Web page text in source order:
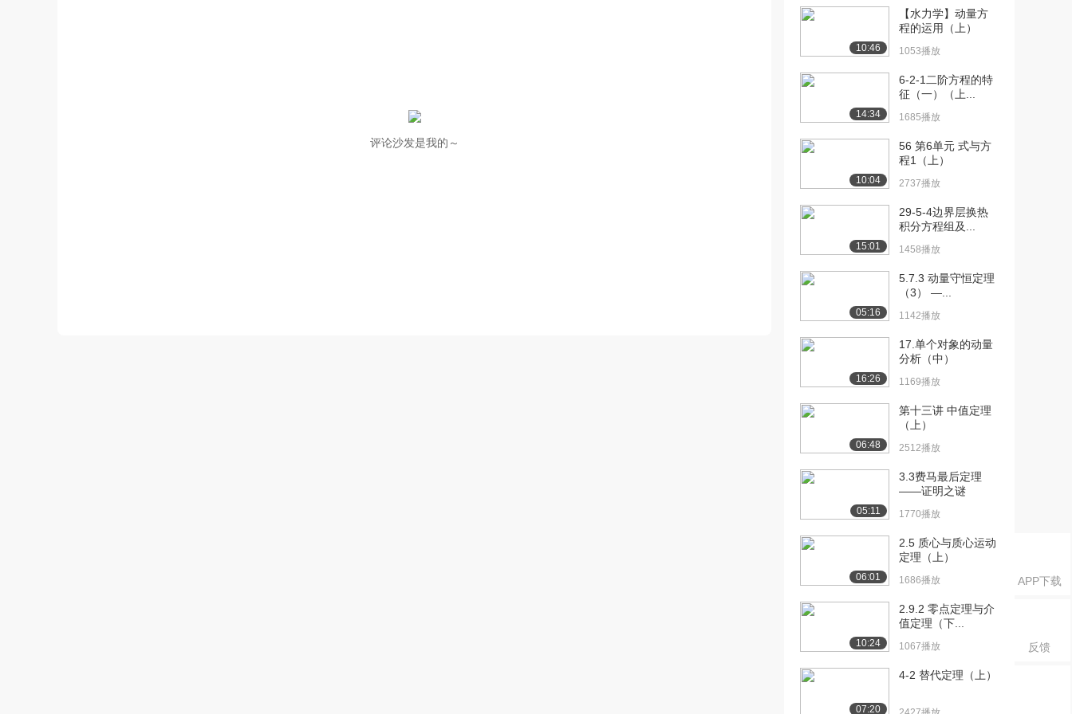
APP下载
反馈
评论沙发是我的～
（下）（上）
4075播放
[11] 第2讲 动量定理
（下）（下）
1389播放
[12] 第3讲 动量守恒定律
分析（上）（上...
5154播放
17:29
[13] 第3讲 动量守恒定律
17:32
[14] 第3讲 动量守恒定律
17:33
[15] 第3讲 动量守恒定律
14:35
[16] 第3讲 动量守恒定律
14:42
[17] 第3讲 动量守恒定律
14:37
[18] 第4讲 动量守恒定律
应用1（上）（...
13:10
[19] 第4讲 动量守恒定律
应用1（上）（...
应用1（上）（...
10:46
【水力学】动量方
程的运用（上）
1053播放
14:34
6-2-1二阶方程的特
征（一）（上...
1685播放
10:04
56 第6单元 式与方
程1（上）
2737播放
15:01
29-5-4边界层换热
积分方程组及...
1458播放
05:16
5.7.3 动量守恒定理
（3） —...
1142播放
16:26
17.单个对象的动量
分析（中）
1169播放
06:48
第十三讲 中值定理
（上）
2512播放
05:11
3.3费马最后定理
——证明之谜
1770播放
06:01
2.5 质心与质心运动
定理（上）
1686播放
10:24
2.9.2 零点定理与介
值定理（下...
1067播放
07:20
4-2 替代定理（上）